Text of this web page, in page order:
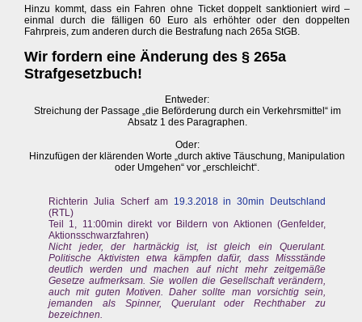
Hinzu kommt, dass ein Fahren ohne Ticket doppelt sanktioniert wird –
einmal durch die fälligen 60 Euro als erhöhter oder den doppelten
Fahrpreis, zum anderen durch die Bestrafung nach 265a StGB.
Wir fordern eine Änderung des § 265a
Strafgesetzbuch!
Entweder:
Streichung der Passage „die Beförderung durch ein Verkehrsmittel“ im
Absatz 1 des Paragraphen.
Oder:
Hinzufügen der klärenden Worte „durch aktive Täuschung, Manipulation
oder Umgehen“ vor „erschleicht“.
Richterin Julia Scherf am 19.3.2018 in 30min Deutschland
(RTL)
Teil 1, 11:00min direkt vor Bildern von Aktionen (Genfelder,
Aktionsschwarzfahren)
Nicht jeder, der hartnäckig ist, ist gleich ein Querulant.
Politische Aktivisten etwa kämpfen dafür, dass Missstände
deutlich werden und machen auf nicht mehr zeitgemäße
Gesetze aufmerksam. Sie wollen die Gesellschaft verändern,
auch mit guten Motiven. Daher sollte man vorsichtig sein,
jemanden als Spinner, Querulant oder Rechthaber zu
bezeichnen.